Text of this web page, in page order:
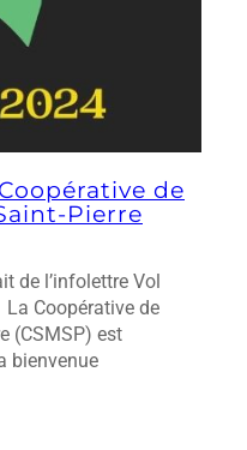
de
Pierre
de l’infolettre Vol
La Coopérative de
(CSMSP) est
bienvenue